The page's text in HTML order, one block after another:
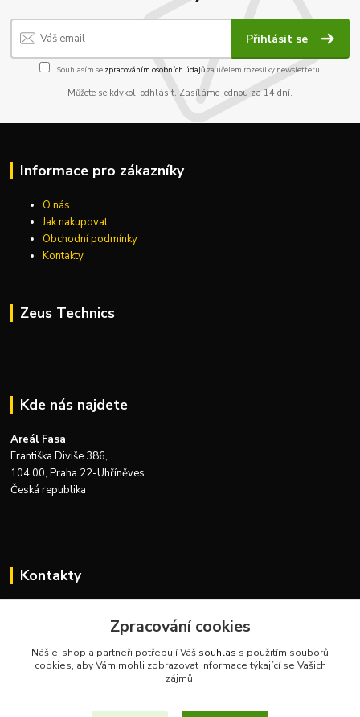
Přihlásit se
Souhlasím se zpracováním osobních údajůza účelem rozesílky newsletteru.
Můžete se kdykoli odhlásit. Zasíláme jednou za 14 dní.
Informace pro zákazníky
O nás
Jak nakupovat
Obchodní podmínky
Kontakty
Zeus Technics
Kde nás najdete
Areál Fasa
Františka Diviše 386,
104 00, Praha 22-Uhříněves
Česká republika
Kontakty
+420 732 915 376
info@zeustechnics.cz
Zpracování cookies
Náš e-shop a partneři potřebují Váš souhlas s použitím souborů
cookies, aby Vám mohli zobrazovat informace týkající se Vašich
zájmů.